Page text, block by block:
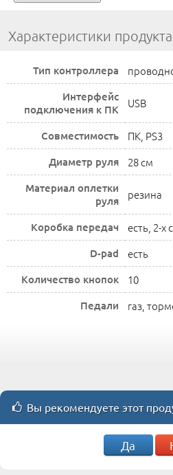
Характеристики продукта
Тип контроллера
Интерфейс
подключения к ПК
USB
Совместимость ПК, PS3
Диаметр руля 28 см
Материал оплетки
руля
резина
Коробка передач есть, 2-х
D-pad есть
Количество кнопок 10
Педали газ,
Вы рекомендуете этот
Да